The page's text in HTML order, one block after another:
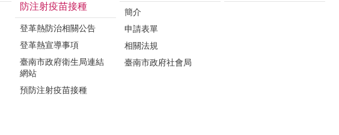
防注射疫苗接種
登革熱防治相關公告
登革熱宣導事項
臺南市政府衛生局連結
網站
預防注射疫苗接種
簡介
申請表單
相關法規
臺南市政府社會局